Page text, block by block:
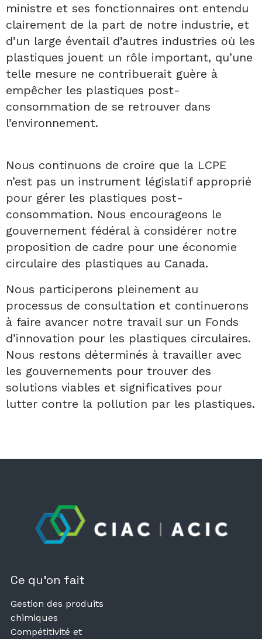
ministre et ses fonctionnaires ont entendu
clairement de la part de notre industrie, et
d’un large éventail d’autres industries où les
plastiques jouent un rôle important, qu’une
telle mesure ne contribuerait guère à
empêcher les plastiques post-
consommation de se retrouver dans
l’environnement.
Nous continuons de croire que la LCPE
n’est pas un instrument législatif approprié
pour gérer les plastiques post-
consommation. Nous encourageons le
gouvernement fédéral à considérer notre
proposition de cadre pour une économie
circulaire des plastiques au Canada.
Nous participerons pleinement au
processus de consultation et continuerons
à faire avancer notre travail sur un Fonds
d’innovation pour les plastiques circulaires.
Nous restons déterminés à travailler avec
les gouvernements pour trouver des
solutions viables et significatives pour
lutter contre la pollution par les plastiques.
Ce qu’on fait
Gestion des produits
chimiques
Compétitivité et